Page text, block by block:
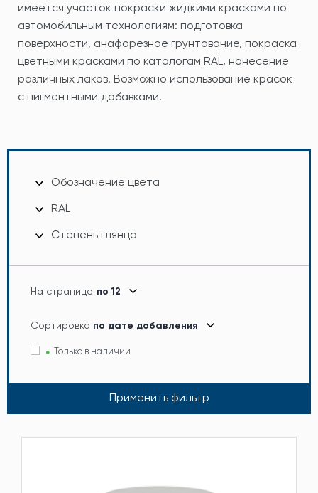
имеется участок покраски жидкими красками по
автомобильным технологиям: подготовка
поверхности, анафорезное грунтование, покраска
цветными красками по каталогам RAL, нанесение
различных лаков. Возможно использование красок
с пигментными добавками.
Обозначение цвета
RAL
Степень глянца
На странице по 12
Сортировка по дате добавления
Только в наличии
Применить фильтр